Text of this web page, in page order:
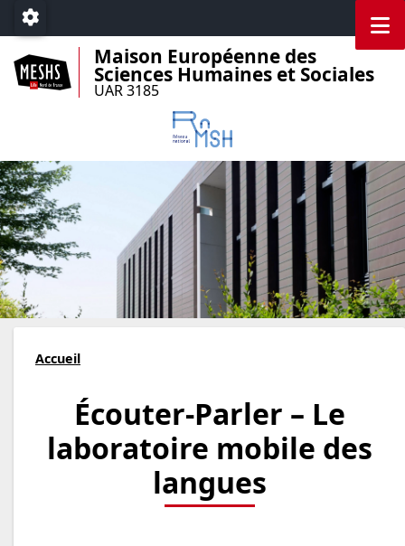
Accéder au menu principal
Accéder au contenu
Paramétrage
Maison Européenne des
Sciences Humaines et Sociales
UAR 3185
Accueil
Écouter-Parler – Le
laboratoire mobile des
langues